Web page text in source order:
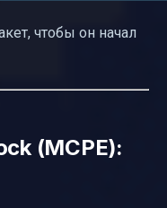
чтобы он начал
(MCPE):